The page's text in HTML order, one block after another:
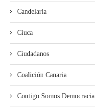
Candelaria
Ciuca
Ciudadanos
Coalición Canaria
Contigo Somos Democracia